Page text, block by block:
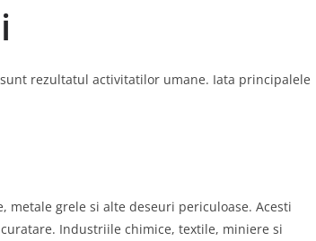
rezultatul activitatilor umane. Iata principalele
grele si alte deseuri periculoase. Acesti
Industriile chimice, textile, miniere si